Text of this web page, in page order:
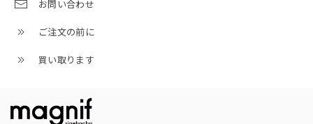
お問い合わせ
ご注文の前に
買い取ります